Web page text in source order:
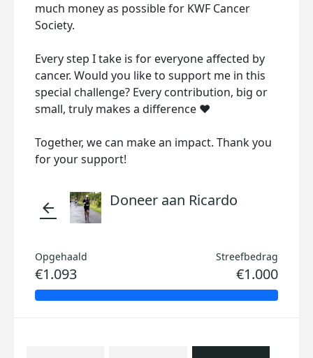
much money as possible for KWF Cancer
Society.
Every step I take is for everyone affected by
cancer. Would you like to support me in this
special challenge? Every contribution, big or
small, truly makes a difference ❤️
Together, we can make an impact. Thank you
for your support!
arrow_back Doneer aan Ricardo
Opgehaald
€1.093
Streefbedrag
€1.000